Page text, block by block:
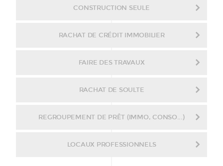
CONSTRUCTION SEULE
RACHAT DE CRÉDIT IMMOBILIER
FAIRE DES TRAVAUX
RACHAT DE SOULTE
REGROUPEMENT DE PRÊT (IMMO, CONSO...)
LOCAUX PROFESSIONNELS